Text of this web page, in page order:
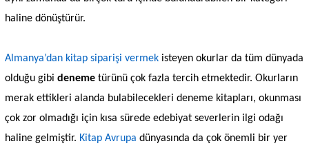
haline dönüştürür.
Almanya’dan kitap siparişi vermekisteyen okurlar da tüm dünyada
olduğu gibi denemetürünü çok fazla tercih etmektedir. Okurların
merak ettikleri alanda bulabilecekleri deneme kitapları, okunması
çok zor olmadığı için kısa sürede edebiyat severlerin ilgi odağı
haline gelmiştir. Kitap Avrupa dünyasında da çok önemli bir yer